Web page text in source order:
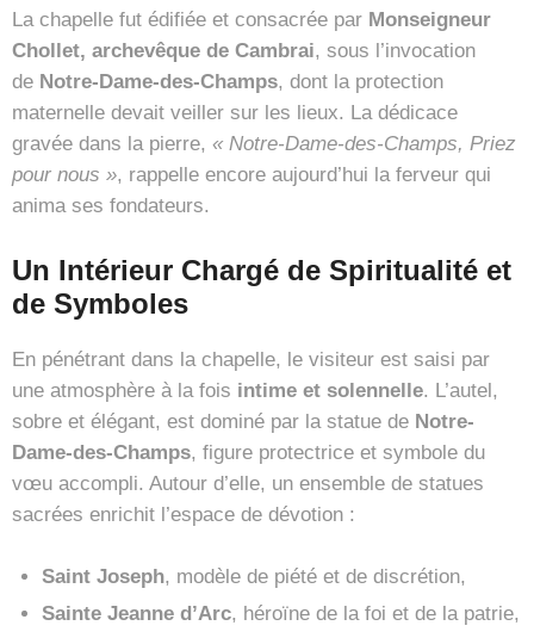
La chapelle fut édifiée et consacrée par Monseigneur
Chollet, archevêque de Cambrai, sous l’invocation
de Notre-Dame-des-Champs, dont la protection
maternelle devait veiller sur les lieux. La dédicace
gravée dans la pierre, « Notre-Dame-des-Champs, Priez
pour nous », rappelle encore aujourd’hui la ferveur qui
anima ses fondateurs.
Un Intérieur Chargé de Spiritualité et
de Symboles
En pénétrant dans la chapelle, le visiteur est saisi par
une atmosphère à la fois intime et solennelle. L’autel,
sobre et élégant, est dominé par la statue de Notre-
Dame-des-Champs, figure protectrice et symbole du
vœu accompli. Autour d’elle, un ensemble de statues
sacrées enrichit l’espace de dévotion :
Saint Joseph, modèle de piété et de discrétion,
Sainte Jeanne d’Arc, héroïne de la foi et de la patrie,